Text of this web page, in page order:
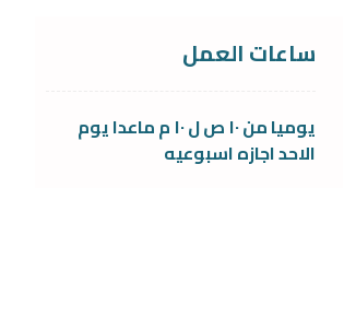
ساعات العمل
يوميا من ١٠ ص ل ١٠ م ماعدا يوم
الاحد اجازه اسبوعيه